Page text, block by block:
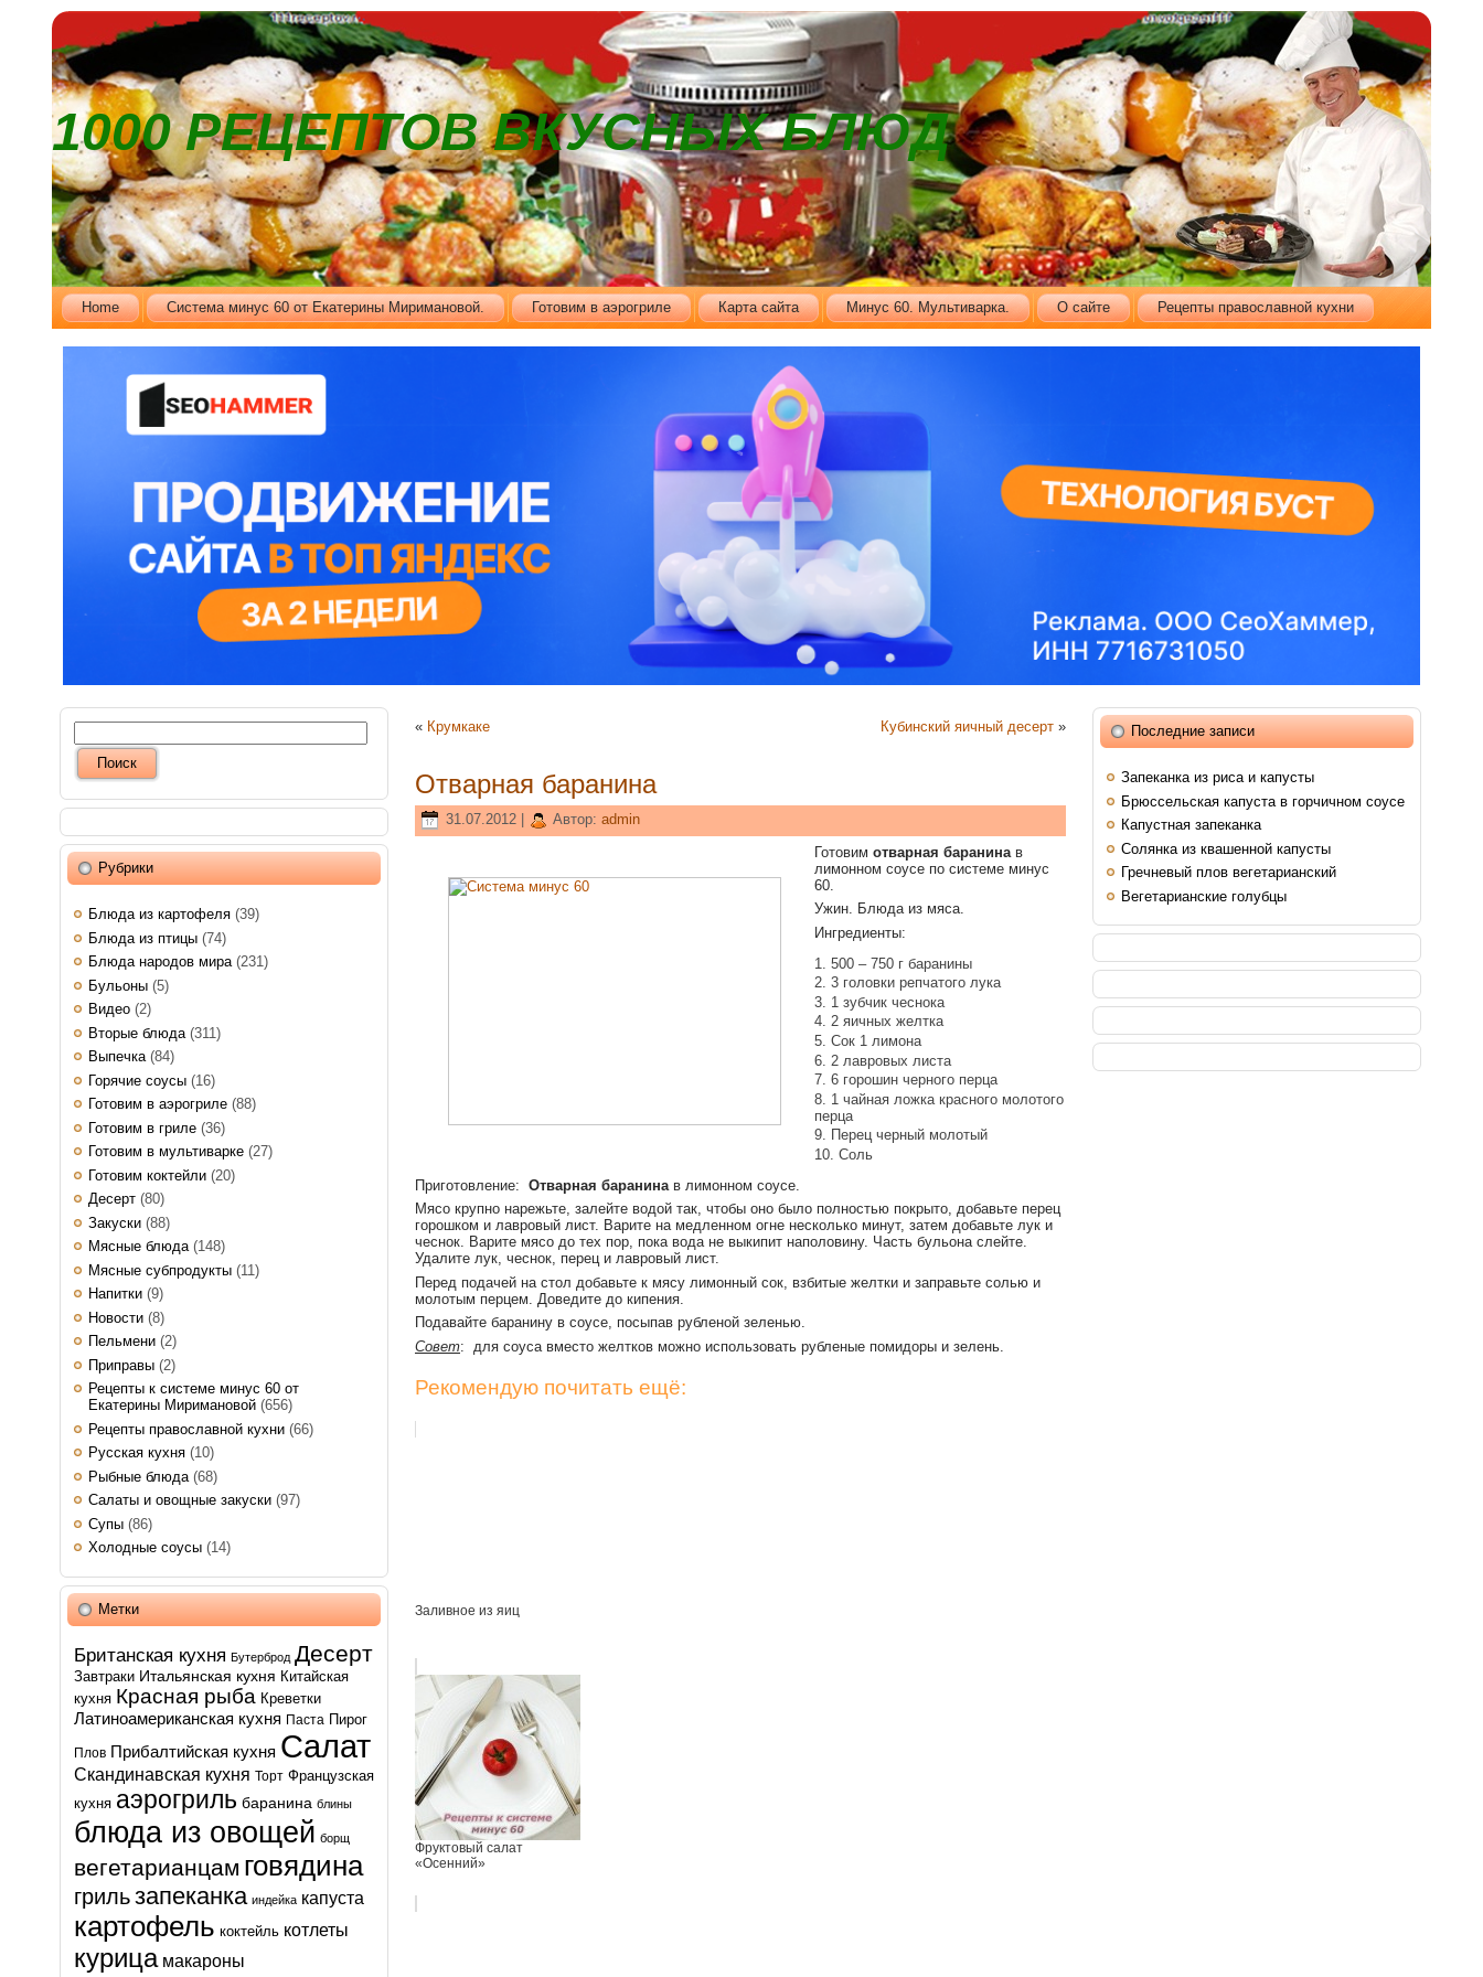
1000 РЕЦЕПТОВ ВКУСНЫХ БЛЮД
Home Cистема минус 60 от Екатерины Миримановой. Готовим в аэрогриле Карта сайта Минус 60. Мультиварка. О сайте Рецепты православной кухни
Рубрики
Блюда из картофеля (39)
Блюда из птицы (74)
Блюда народов мира(231)
Бульоны (5)
Видео (2)
Вторые блюда (311)
Выпечка(84)
Горячие соусы (16)
Готовим в аэрогриле (88)
Готовим в гриле (36)
Готовим в мультиварке (27)
Готовим коктейли (20)
Десерт (80)
Закуски (88)
Мясные блюда(148)
Мясные субпродукты (11)
Напитки (9)
Новости (8)
Пельмени (2)
Приправы (2)
Рецепты к системе минус 60 от
Екатерины Миримановой (656)
Рецепты православной кухни (66)
Русская кухня (10)
Рыбные блюда (68)
Салаты и овощные закуски (97)
Супы (86)
Холодные соусы (14)
Метки
Британская кухня Бутерброд Десерт
Завтраки Итальянская кухня Китайская
кухня Красная рыба Креветки
Латиноамериканская кухня Паста Пирог
Плов Прибалтийская кухня Салат
Скандинавская кухня Торт Французская
кухня аэрогриль баранина блины
блюда из овощей борщ
вегетарианцам говядина
грильзапеканка индейка капуста
картофель коктейль котлеты
курица макароны
« Крумкаке Кубинский яичный десерт »
Отварная баранина
31.07.2012 | Автор: admin
Готовим отварная баранина в
лимонном соусе по системе минус
60.
Ужин. Блюда из мяса.
Ингредиенты:
500 – 750 г баранины
3 головки репчатого лука
1 зубчик чеснока
2 яичных желтка
Сок 1 лимона
2 лавровых листа
6 горошин черного перца
1 чайная ложка красного молотого
перца
Перец черный молотый
Соль
Приготовление: Отварная баранина в лимонном соусе.
Мясо крупно нарежьте, залейте водой так, чтобы оно было полностью покрыто, добавьте перец
горошком и лавровый лист. Варите на медленном огне несколько минут, затем добавьте лук и
чеснок. Варите мясо до тех пор, пока вода не выкипит наполовину. Часть бульона слейте.
Удалите лук, чеснок, перец и лавровый лист.
Перед подачей на стол добавьте к мясу лимонный сок, взбитые желтки и заправьте солью и
молотым перцем. Доведите до кипения.
Подавайте баранину в соусе, посыпав рубленой зеленью.
Совет: для соуса вместо желтков можно использовать рубленые помидоры и зелень.
Рекомендую почитать ещё:
Заливное из яиц
Фруктовый салат
«Осенний»
Последние записи
Запеканка из риса и капусты
Брюссельская капуста в горчичном соусе
Капустная запеканка
Солянка из квашенной капусты
Гречневый плов вегетарианский
Вегетарианские голубцы